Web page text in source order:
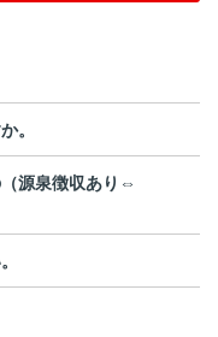
。
源泉徴収あり⇔